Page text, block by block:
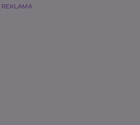
REKLAMA